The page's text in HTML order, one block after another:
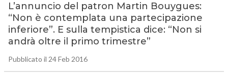
L’annuncio del patron Martin Bouygues:
“Non è contemplata una partecipazione
inferiore”. E sulla tempistica dice: “Non si
andrà oltre il primo trimestre”
Pubblicato il 24 Feb 2016